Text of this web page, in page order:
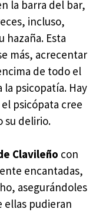
la barra del bar,
incluso,
hazaña. Esta
más, acrecentar
de todo el
la psicopatía. Hay
psicópata cree
su delirio.
Clavileño con
encantadas,
asegurándoles
ellas pudieran